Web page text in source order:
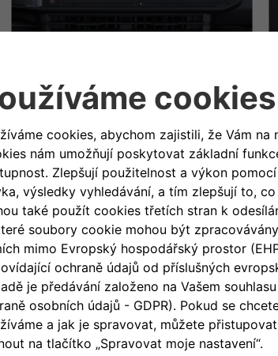
INFOTAINMENT UCONNECT 5 12,3"
ZJISTIT VÍCE
CENÍK